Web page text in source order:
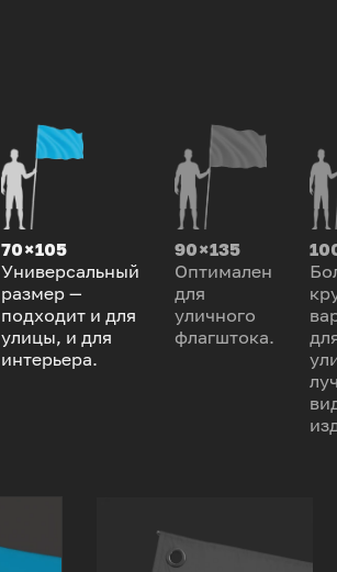
70 × 105
Универсальный
размер —
подходит и для
улицы, и для
интерьера.
90 × 135
Оптимален
для
уличного
флагштока.